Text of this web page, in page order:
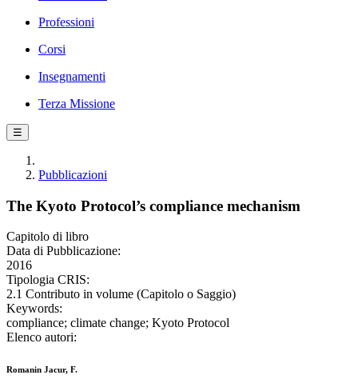
Professioni
Corsi
Insegnamenti
Terza Missione
☰
Pubblicazioni
The Kyoto Protocol’s compliance mechanism
Capitolo di libro
Data di Pubblicazione:
2016
Tipologia CRIS:
2.1 Contributo in volume (Capitolo o Saggio)
Keywords:
compliance; climate change; Kyoto Protocol
Elenco autori:
Romanin Jacur, F.